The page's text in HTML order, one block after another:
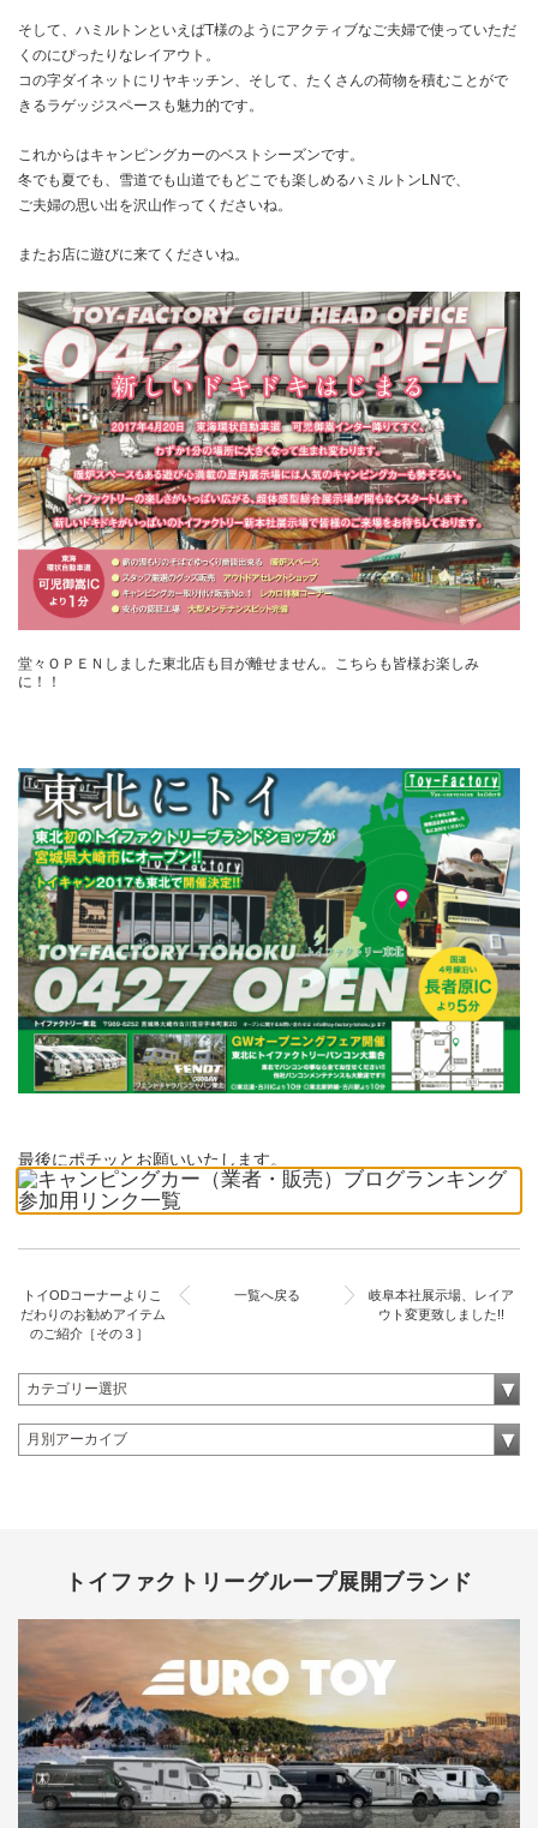
そして、ハミルトンといえばT様のようにアクティブなご夫婦で使っていただ
くのにぴったりなレイアウト。
コの字ダイネットにリヤキッチン、そして、たくさんの荷物を積むことがで
きるラゲッジスペースも魅力的です。
これからはキャンピングカーのベストシーズンです。
冬でも夏でも、雪道でも山道でもどこでも楽しめるハミルトンLNで、
ご夫婦の思い出を沢山作ってくださいね。
またお店に遊びに来てくださいね。
堂々ＯＰＥＮしました東北店も目が離せません。こちらも皆様お楽しみ
に！！
最後にポチッとお願いいたします。
トイODコーナーよりこ
だわりのお勧めアイテム
のご紹介［その３］
一覧へ戻る
岐阜本社展示場、レイア
ウト変更致しました!!
トイファクトリーグループ展開ブランド